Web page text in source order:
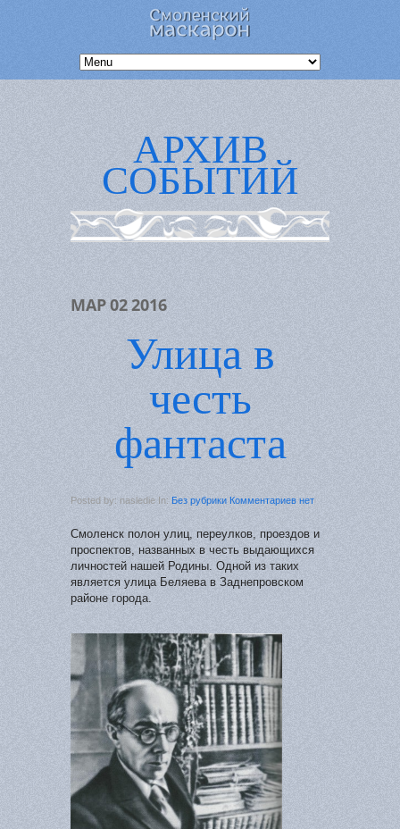
АРХИВ
СОБЫТИЙ
МАР022016
Улица в
честь
фантаста
Posted by: nasledie In: Без рубрики Комментариев нет
Смоленск полон улиц, переулков, проездов и
проспектов, названных в честь выдающихся
личностей нашей Родины. Одной из таких
является улица Беляева в Заднепровском
районе города.